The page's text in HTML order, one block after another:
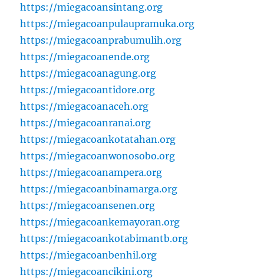
https://miegacoansintang.org
https://miegacoanpulaupramuka.org
https://miegacoanprabumulih.org
https://miegacoanende.org
https://miegacoanagung.org
https://miegacoantidore.org
https://miegacoanaceh.org
https://miegacoanranai.org
https://miegacoankotatahan.org
https://miegacoanwonosobo.org
https://miegacoanampera.org
https://miegacoanbinamarga.org
https://miegacoansenen.org
https://miegacoankemayoran.org
https://miegacoankotabimantb.org
https://miegacoanbenhil.org
https://miegacoancikini.org